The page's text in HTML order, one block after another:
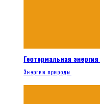
Геотермальная
Энергия природы